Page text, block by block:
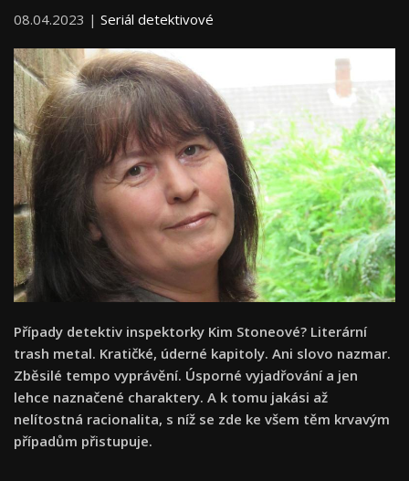
08.04.2023 | Seriál detektivové
Případy detektiv inspektorky Kim Stoneové? Literární
trash metal. Kratičké, úderné kapitoly. Ani slovo nazmar.
Zběsilé tempo vyprávění. Úsporné vyjadřování a jen
lehce naznačené charaktery. A k tomu jakási až
nelítostná racionalita, s níž se zde ke všem těm krvavým
případům přistupuje.